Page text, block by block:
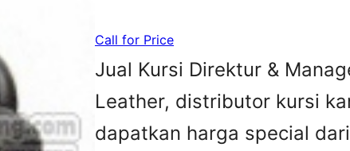
Call for Price
Jual Kursi Direktur &
Leather, distributor kursi
dapatkan harga special